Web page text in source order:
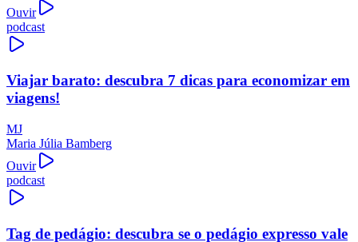
Ouvir
podcast
Viajar barato: descubra 7 dicas para economizar em
viagens!
MJ
Maria Júlia Bamberg
Ouvir
podcast
Tag de pedágio: descubra se o pedágio expresso vale